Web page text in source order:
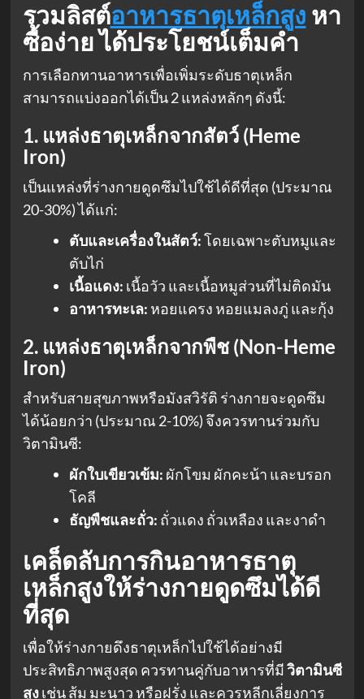
รวมลิสต์อาหารธาตุเหล็กสูง หา
ซื้อง่าย ได้ประโยชน์เต็มคำ
การเลือกทานอาหารเพื่อเพิ่มระดับธาตุเหล็ก
สามารถแบ่งออกได้เป็น 2 แหล่งหลักๆ ดังนี้:
1. แหล่งธาตุเหล็กจากสัตว์ (Heme
Iron)
เป็นแหล่งที่ร่างกายดูดซึมไปใช้ได้ดีที่สุด (ประมาณ
20-30%) ได้แก่:
ตับและเครื่องในสัตว์:โดยเฉพาะตับหมูและ
ตับไก่
เนื้อแดง: เนื้อวัว และเนื้อหมูส่วนที่ไม่ติดมัน
อาหารทะเล: หอยแครง หอยแมลงภู่ และกุ้ง
2. แหล่งธาตุเหล็กจากพืช (Non-Heme
Iron)
สำหรับสายสุขภาพหรือมังสวิรัติ ร่างกายจะดูดซึม
ได้น้อยกว่า (ประมาณ 2-10%) จึงควรทานร่วมกับ
วิตามินซี:
ผักใบเขียวเข้ม: ผักโขม ผักคะน้า และบรอก
โคลี
ธัญพืชและถั่ว: ถั่วแดง ถั่วเหลือง และงาดำ
เคล็ดลับการกินอาหารธาตุ
เหล็กสูงให้ร่างกายดูดซึมได้ดี
ที่สุด
เพื่อให้ร่างกายดึงธาตุเหล็กไปใช้ได้อย่างมี
ประสิทธิภาพสูงสุด ควรทานคู่กับอาหารที่มีวิตามินซี
สูงเช่น ส้ม มะนาว หรือฝรั่ง และควรหลีกเลี่ยงการ